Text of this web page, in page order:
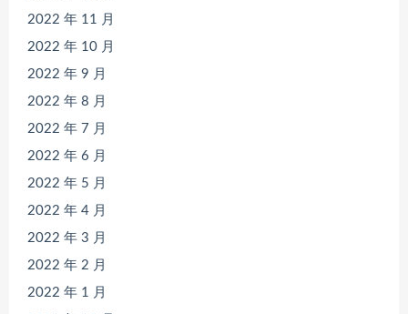
2022 年 11 月
2022 年 10 月
2022 年 9 月
2022 年 8 月
2022 年 7 月
2022 年 6 月
2022 年 5 月
2022 年 4 月
2022 年 3 月
2022 年 2 月
2022 年 1 月